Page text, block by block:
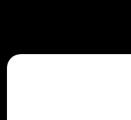
Politique
Notre